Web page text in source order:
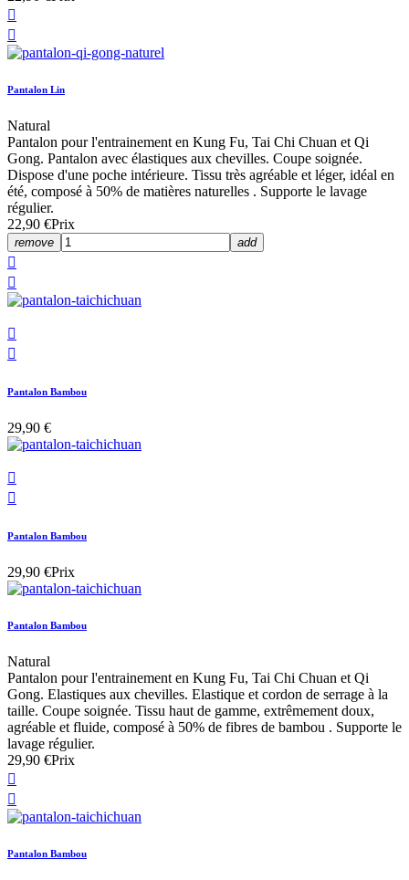


Pantalon Lin
Natural
Pantalon pour l'entrainement en Kung Fu, Tai Chi Chuan et Qi
Gong. Pantalon avec élastiques aux chevilles. Coupe soignée.
Dispose d'une poche intérieure. Tissu très agréable et léger, idéal en
été, composé à 50% de matières naturelles . Supporte le lavage
régulier.
22,90 €Prix
remove add




Pantalon Bambou
29,90 €


Pantalon Bambou
29,90 €Prix
Pantalon Bambou
Natural
Pantalon pour l'entrainement en Kung Fu, Tai Chi Chuan et Qi
Gong. Elastiques aux chevilles. Elastique et cordon de serrage à la
taille. Coupe soignée. Tissu haut de gamme, extrêmement doux,
agréable et fluide, composé à 50% de fibres de bambou . Supporte le
lavage régulier.
29,90 €Prix


Pantalon Bambou